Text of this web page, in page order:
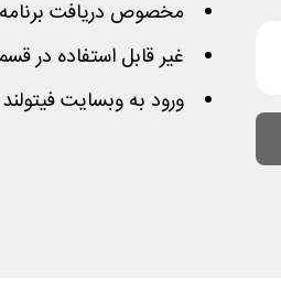
مخصوص دریافت
غیر قابل استفاده در
ورود به وبسایت